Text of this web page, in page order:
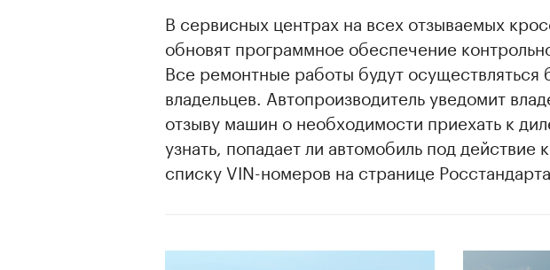
В сервисных центрах на всех отзываемых
обновят программное обеспечение
Все ремонтные работы будут осуществляться
владельцев. Автопроизводитель уведомит
отзыву машин о необходимости приехать к
узнать, попадает ли автомобиль под
списку VIN-номеров на странице